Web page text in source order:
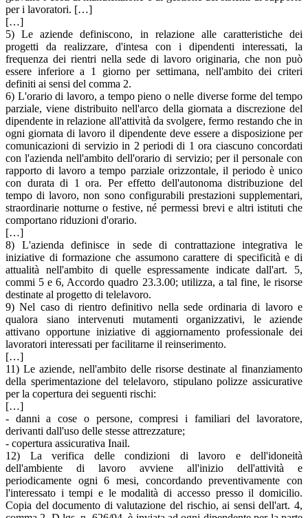
per i lavoratori. […]
[…]
5) Le aziende definiscono, in relazione alle caratteristiche dei
progetti da realizzare, d'intesa con i dipendenti interessati, la
frequenza dei rientri nella sede di lavoro originaria, che non può
essere inferiore a 1 giorno per settimana, nell'ambito dei criteri
definiti ai sensi del comma 2.
6) L'orario di lavoro, a tempo pieno o nelle diverse forme del tempo
parziale, viene distribuito nell'arco della giornata a discrezione del
dipendente in relazione all'attività da svolgere, fermo restando che in
ogni giornata di lavoro il dipendente deve essere a disposizione per
comunicazioni di servizio in 2 periodi di 1 ora ciascuno concordati
con l'azienda nell'ambito dell'orario di servizio; per il personale con
rapporto di lavoro a tempo parziale orizzontale, il periodo è unico
con durata di 1 ora. Per effetto dell'autonoma distribuzione del
tempo di lavoro, non sono configurabili prestazioni supplementari,
straordinarie notturne o festive, né permessi brevi e altri istituti che
comportano riduzioni d'orario.
[…]
8) L'azienda definisce in sede di contrattazione integrativa le
iniziative di formazione che assumono carattere di specificità e di
attualità nell'ambito di quelle espressamente indicate dall'art. 5,
commi 5 e 6, Accordo quadro 23.3.00; utilizza, a tal fine, le risorse
destinate al progetto di telelavoro.
9) Nel caso di rientro definitivo nella sede ordinaria di lavoro e
qualora siano intervenuti mutamenti organizzativi, le aziende
attivano opportune iniziative di aggiornamento professionale dei
lavoratori interessati per facilitarne il reinserimento.
[…]
11) Le aziende, nell'ambito delle risorse destinate al finanziamento
della sperimentazione del telelavoro, stipulano polizze assicurative
per la copertura dei seguenti rischi:
[…]
- danni a cose o persone, compresi i familiari del lavoratore,
derivanti dall'uso delle stesse attrezzature;
- copertura assicurativa Inail.
12) La verifica delle condizioni di lavoro e dell'idoneità
dell'ambiente di lavoro avviene all'inizio dell'attività e
periodicamente ogni 6 mesi, concordando preventivamente con
l'interessato i tempi e le modalità di accesso presso il domicilio.
Copia del documento di valutazione del rischio, ai sensi dell'art. 4,